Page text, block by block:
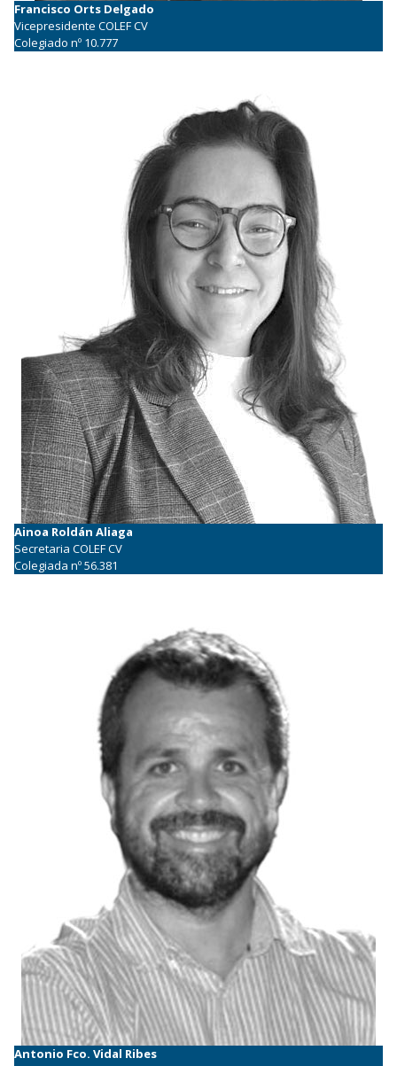
Francisco Orts Delgado
Vicepresidente COLEF CV
Colegiado nº 10.777
Ainoa Roldán Aliaga
Secretaria COLEF CV
Colegiada nº 56.381
Antonio Fco. Vidal Ribes